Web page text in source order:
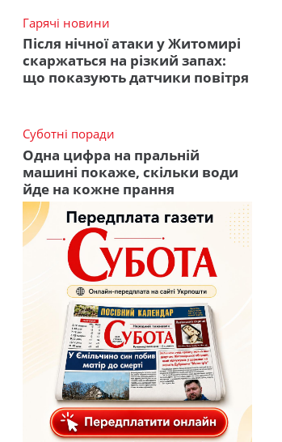
Гарячі новини
Після нічної атаки у Житомирі
скаржаться на різкий запах:
що показують датчики повітря
Суботні поради
Одна цифра на пральній
машині покаже, скільки води
йде на кожне прання